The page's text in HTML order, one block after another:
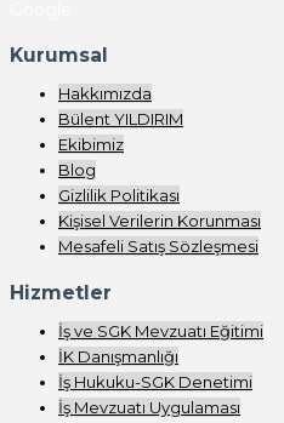
Kurumsal
Hakkımızda
Bülent YILDIRIM
Ekibimiz
Blog
Gizlilik Politikası
Kişisel Verilerin Korunması
Mesafeli Satış Sözleşmesi
Hizmetler
İş ve SGK Mevzuatı Eğitimi
İK Danışmanlığı
İş Hukuku-SGK Denetimi
İş Mevzuatı Uygulaması